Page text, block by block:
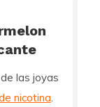
las joyas
nicotina.